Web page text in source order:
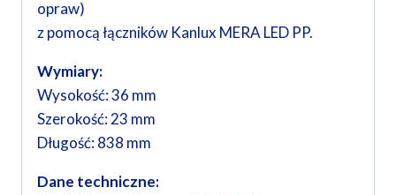
opraw)
z pomocą łączników Kanlux MERA LED PP.
Wymiary:
Wysokość: 36 mm
Szerokość: 23 mm
Długość: 838 mm
Dane techniczne: